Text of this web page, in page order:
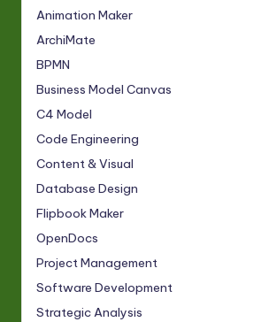
Animation Maker
ArchiMate
BPMN
Business Model Canvas
C4 Model
Code Engineering
Content & Visual
Database Design
Flipbook Maker
OpenDocs
Project Management
Software Development
Strategic Analysis